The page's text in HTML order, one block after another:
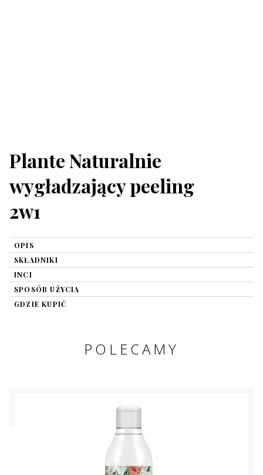
Plante Naturalnie
wygładzający peeling
2w1
OPIS
SKŁADNIKI
INCI
SPOSÓB UŻYCIA
GDZIE KUPIĆ
POLECAMY